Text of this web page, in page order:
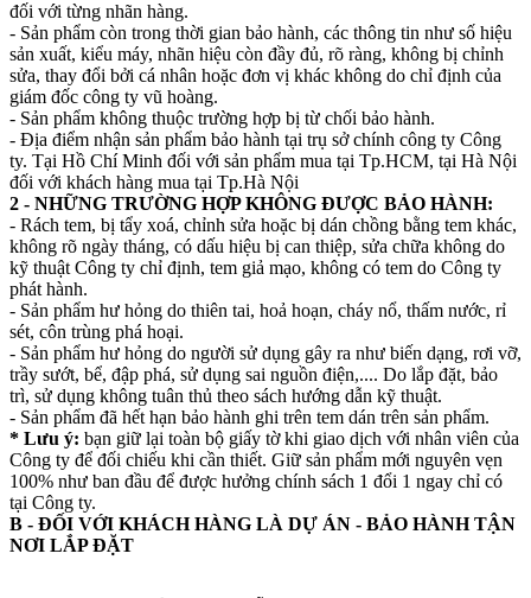
đối với từng nhãn hàng.
- Sản phẩm còn trong thời gian bảo hành, các thông tin như số hiệu
sản xuất, kiểu máy, nhãn hiệu còn đầy đủ, rõ ràng, không bị chỉnh
sửa, thay đổi bởi cá nhân hoặc đơn vị khác không do chỉ định của
giám đốc công ty vũ hoàng.
- Sản phẩm không thuộc trường hợp bị từ chối bảo hành.
- Địa điểm nhận sản phẩm bảo hành tại trụ sở chính công ty Công
ty. Tại Hồ Chí Minh đối với sản phẩm mua tại Tp.HCM, tại Hà Nội
đối với khách hàng mua tại Tp.Hà Nội
2 - NHỮNG TRƯỜNG HỢP KHÔNG ĐƯỢC BẢO HÀNH:
- Rách tem, bị tẩy xoá, chỉnh sửa hoặc bị dán chồng bằng tem khác,
không rõ ngày tháng, có dấu hiệu bị can thiệp, sửa chữa không do
kỹ thuật Công ty chỉ định, tem giả mạo, không có tem do Công ty
phát hành.
- Sản phẩm hư hỏng do thiên tai, hoả hoạn, cháy nổ, thấm nước, rỉ
sét, côn trùng phá hoại.
- Sản phẩm hư hỏng do người sử dụng gây ra như biến dạng, rơi vỡ,
trầy sướt, bể, đập phá, sử dụng sai nguồn điện,.... Do lắp đặt, bảo
trì, sử dụng không tuân thủ theo sách hướng dẫn kỹ thuật.
- Sản phẩm đã hết hạn bảo hành ghi trên tem dán trên sản phẩm.
* Lưu ý: bạn giữ lại toàn bộ giấy tờ khi giao dịch với nhân viên của
Công ty để đối chiếu khi cần thiết. Giữ sản phẩm mới nguyên vẹn
100% như ban đầu để được hưởng chính sách 1 đổi 1 ngay chỉ có
tại Công ty.
B - ĐỐI VỚI KHÁCH HÀNG LÀ DỰ ÁN - BẢO HÀNH TẬN
NƠI LẮP ĐẶT